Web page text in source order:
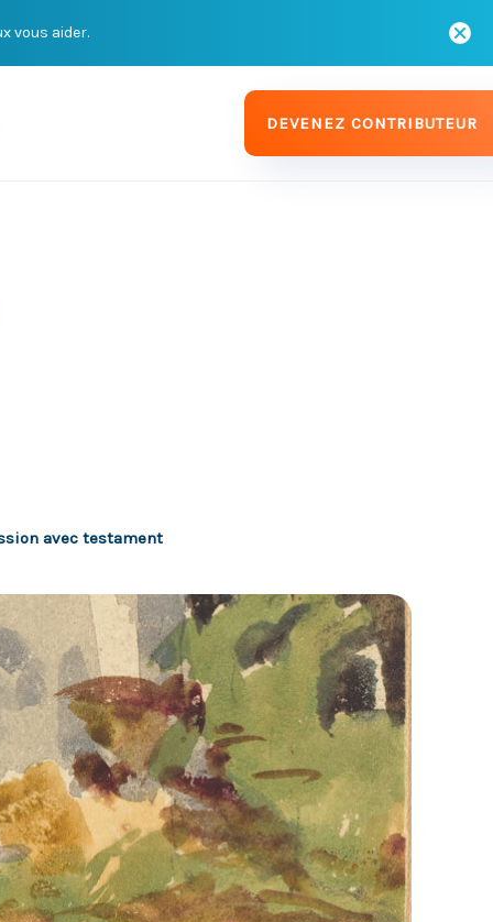
vous aider.
DEVENEZ CONTRIBUTEUR
avec testament